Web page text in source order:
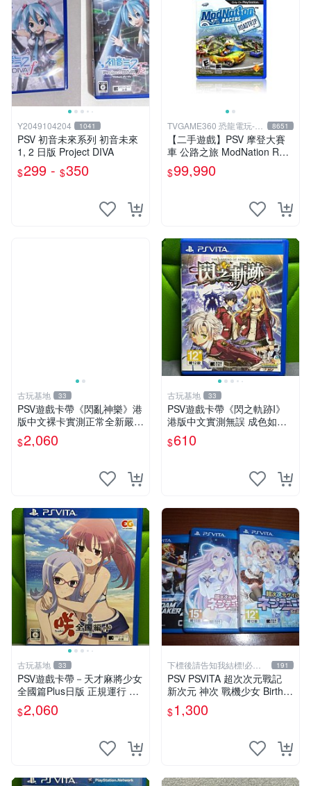
Y2049104204 1041
PSV 初音未來系列 初音未來
1, 2 日版 Project DIVA
$299 - $350
TVGAME360 恐龍電玩-台
中店
8651
【二手遊戲】PSV 摩登大賽
車 公路之旅 ModNation Rac
ers 中文版 【台中恐龍電玩】
$99,990
古玩基地 33
PSV遊戲卡帶《閃亂神樂》港
版中文裸卡實測正常全新嚴選
2張起優惠 閃亂神樂 PSV 港
版
$2,060
古玩基地 33
PSV遊戲卡帶《閃之軌跡I》
港版中文實測無誤 成色如圖
請斟酌 買家自負 PSV 港版 鳴
Whip
$610
古玩基地 33
PSV遊戲卡帶－天才麻將少女
全國篇Plus日版 正規運行 成
色如圖 確認後拍 下單即同意
天才麻將少女 全國篇 Plus 日
$2,060
下標後請告知我結標!必看
關於我
191
PSV PSVITA 超次次元戰記
新次元 神次 戰機少女 Birth1
& 2 & 鋼彈破壞者2 鋼彈創壞
者2 中文版
$1,300